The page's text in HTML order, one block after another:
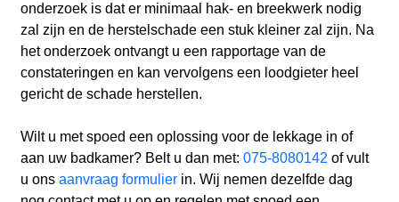
onderzoek is dat er minimaal hak- en breekwerk nodig
zal zijn en de herstelschade een stuk kleiner zal zijn. Na
het onderzoek ontvangt u een rapportage van de
constateringen en kan vervolgens een loodgieter heel
gericht de schade herstellen.
Wilt u met spoed een oplossing voor de lekkage in of
aan uw badkamer? Belt u dan met: 075-8080142 of vult
u ons aanvraag formulierin. Wij nemen dezelfde dag